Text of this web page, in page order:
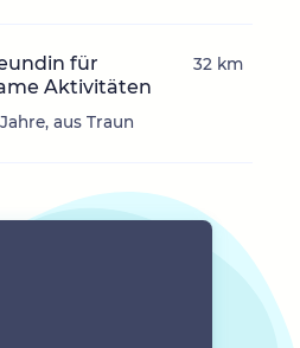
für
Aktivitäten
aus Traun
32 km